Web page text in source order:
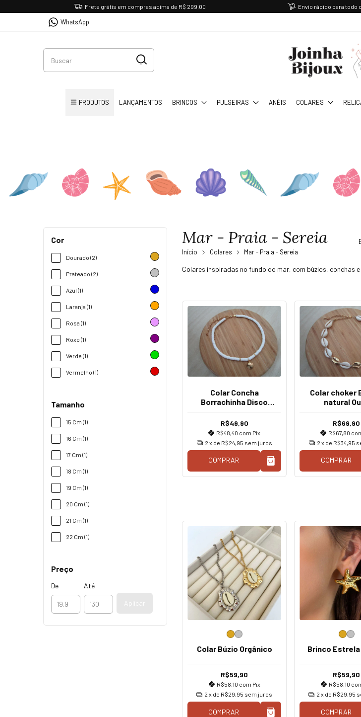
Frete grátis em compras acima de R$ 299,00 Envio rápido para todo
WhatsApp
PRODUTOS LANÇAMENTOS BRINCOS PULSEIRAS ANÉIS COLARES
Cor
Dourado (2)
Prateado (2)
Azul (1)
Laranja (1)
Rosa (1)
Roxo (1)
Verde (1)
Vermelho (1)
Tamanho
15 Cm (1)
16 Cm (1)
17 Cm (1)
18 Cm (1)
19 Cm (1)
20 Cm (1)
21 Cm (1)
22 Cm (1)
Preço
De Até
Aplicar
Mar - Praia - Sereia
Início Colares Mar - Praia - Sereia
Colares inspiradas no fundo do mar, com búzios, conchas
Colar Concha
Borrachinha Disco
R$49,90
R$48,40 com Pix
2 x de R$24,95 sem juros
COMPRAR
Colar choker
natural
R$69,90
R$67,80
2 x de R$34,95
COMPRAR
Colar Búzio Orgânico
R$59,90
R$58,10 com Pix
2 x de R$29,95 sem juros
COMPRAR
Brinco Estrela
R$59,90
R$58,10
2 x de R$29,95
COMPRAR